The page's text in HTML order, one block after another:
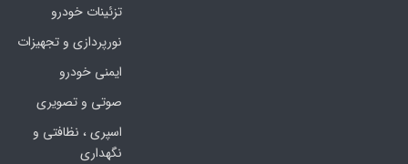
تزئینات خودرو
نورپردازی و تجهیزات
ایمنی خودرو
صوتی و تصویری
اسپری ، نظافتی و
نگهداری